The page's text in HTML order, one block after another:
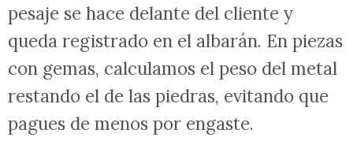
pesaje se hace delante del cliente y
queda registrado en el albarán. En piezas
con gemas, calculamos el peso del metal
restando el de las piedras, evitando que
pagues de menos por engaste.